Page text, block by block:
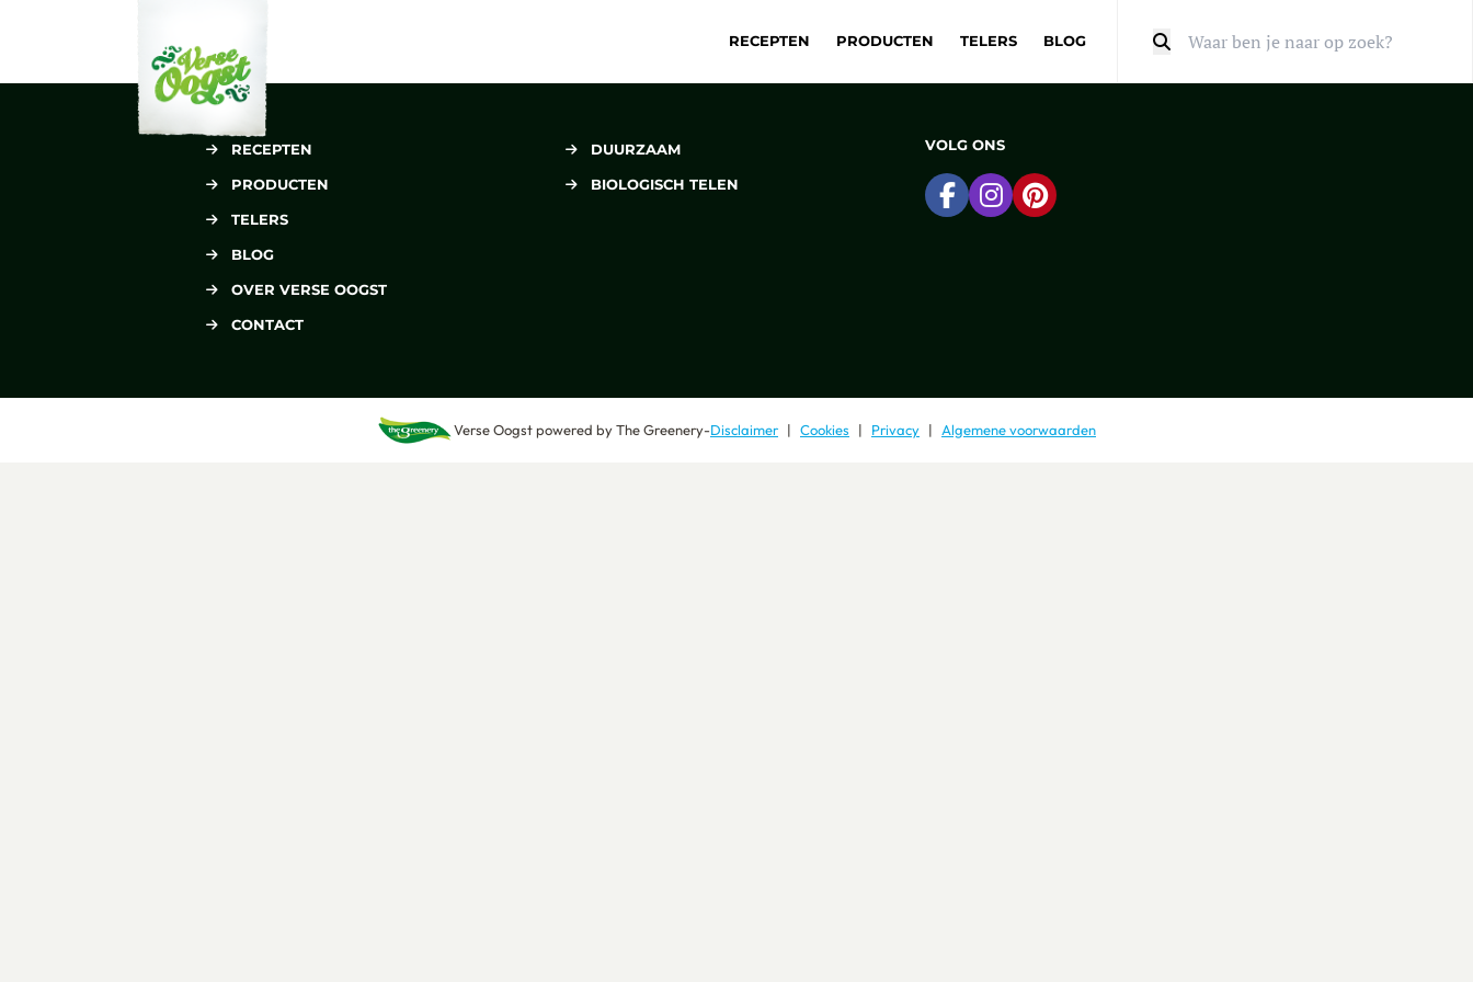
RECEPTEN PRODUCTEN TELERS BLOG
RECEPTEN
PRODUCTEN
TELERS
BLOG
OVER VERSE OOGST
CONTACT
DUURZAAM
BIOLOGISCH TELEN
VOLG ONS
Ga naar Facebook
Ga naar Instagram
Ga naar Pinterest
Verse Oogstpowered byThe Greenery-Disclaimer Cookies Privacy Algemene voorwaarden